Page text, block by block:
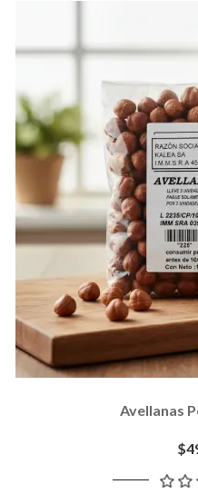
Avellanas